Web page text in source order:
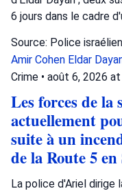
6 jours dans le cadre
Source: Police
Amir Cohen Eldar
Crime • août 6, 2026
Les forces de
actuellement
suite à un
de la Route 5
La police d'Ariel dirige